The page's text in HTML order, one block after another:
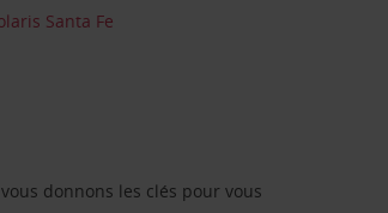
Santa Fe
donnons les clés pour vous